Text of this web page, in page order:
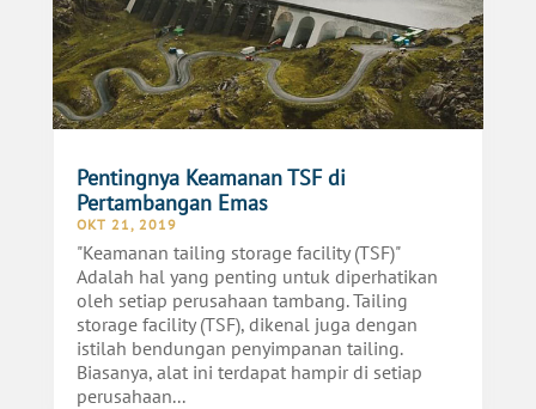
Pentingnya Keamanan TSF di
Pertambangan Emas
OKT 21, 2019
"Keamanan tailing storage facility (TSF)"
Adalah hal yang penting untuk diperhatikan
oleh setiap perusahaan tambang. Tailing
storage facility (TSF), dikenal juga dengan
istilah bendungan penyimpanan tailing.
Biasanya, alat ini terdapat hampir di setiap
perusahaan...